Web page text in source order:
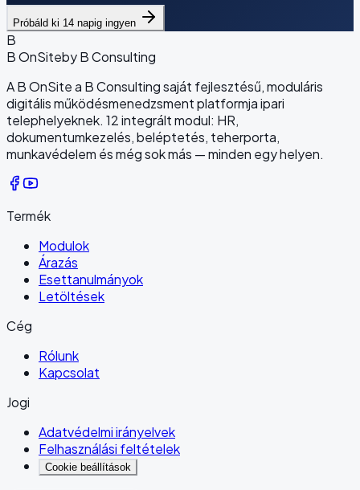
Próbáld ki 14 napig ingyen
B
B OnSiteby B Consulting
A B OnSite a B Consulting saját fejlesztésű, moduláris
digitális működésmenedzsment platformja ipari
telephelyeknek. 12 integrált modul: HR,
dokumentumkezelés, beléptetés, teherporta,
munkavédelem és még sok más — minden egy helyen.
Termék
Modulok
Árazás
Esettanulmányok
Letöltések
Cég
Rólunk
Kapcsolat
Jogi
Adatvédelmi irányelvek
Felhasználási feltételek
Cookie beállítások